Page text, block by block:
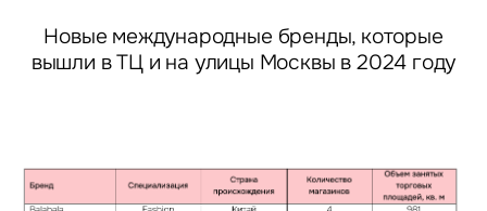
Новые международные бренды, которые
вышли в ТЦ и на улицы Москвы в 2024 году